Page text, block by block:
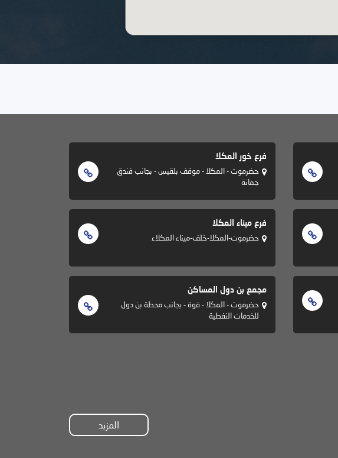
فرع خور المكلا
حضرموت - المكلا - موقف بلقيس - بجانب فندق
جمانة
فرع ميناء المكلا
حضرموت-المكلا-خلف-ميناء المكلاء
مجمع بن دول المساكن
حضرموت - المكلا - فوة - بجانب محطة بن دول
للخدمات النفطية
المزيد